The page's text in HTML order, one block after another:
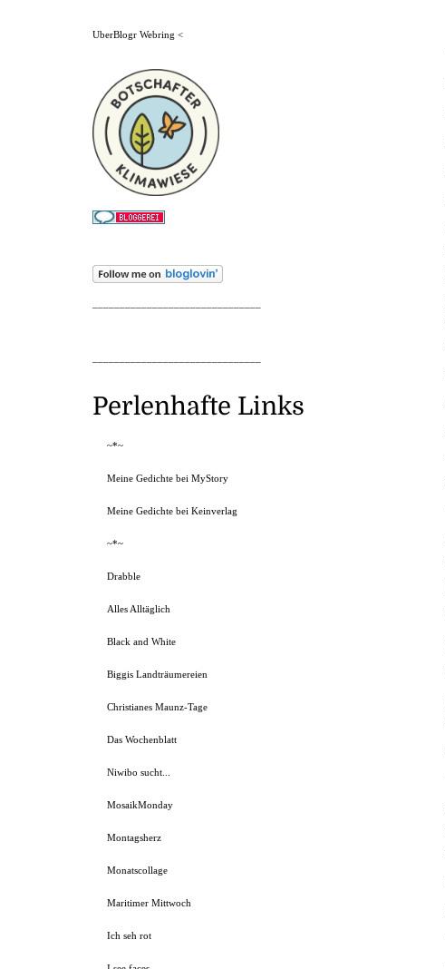
UberBlogr Webring <
Perlenhafte Links
~*~
Meine Gedichte bei MyStory
Meine Gedichte bei Keinverlag
~*~
Drabble
Alles Alltäglich
Black and White
Biggis Landträumereien
Christianes Maunz-Tage
Das Wochenblatt
Niwibo sucht...
MosaikMonday
Montagsherz
Monatscollage
Maritimer Mittwoch
Ich seh rot